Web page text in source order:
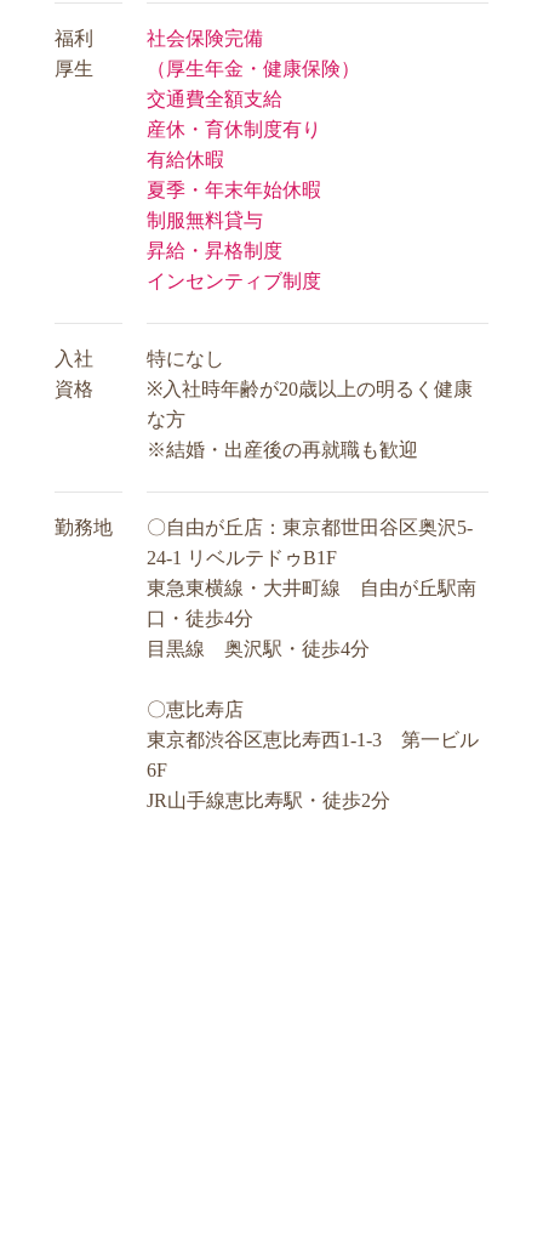
福利
厚生
社会保険完備
（厚生年金・健康保険）
交通費全額支給
産休・育休制度有り
有給休暇
夏季・年末年始休暇
制服無料貸与
昇給・昇格制度
インセンティブ制度
入社
資格
特になし
※入社時年齢が20歳以上の明るく健康
な方
※結婚・出産後の再就職も歓迎
勤務地
〇自由が丘店：東京都世田谷区奥沢5-
24-1 リベルテドゥB1F
東急東横線・大井町線 自由が丘駅南
口・徒歩4分
目黒線 奥沢駅・徒歩4分
〇恵比寿店
東京都渋谷区恵比寿西1-1-3 第一ビル
6F
JR山手線恵比寿駅・徒歩2分